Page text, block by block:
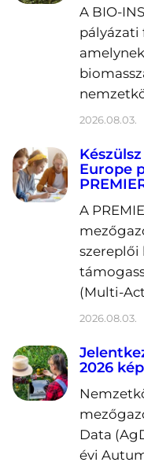
A BIO-
pályázati
2026.08.03.
Europe
A
(Multi-
2026.08.03.
2026
Data
évi